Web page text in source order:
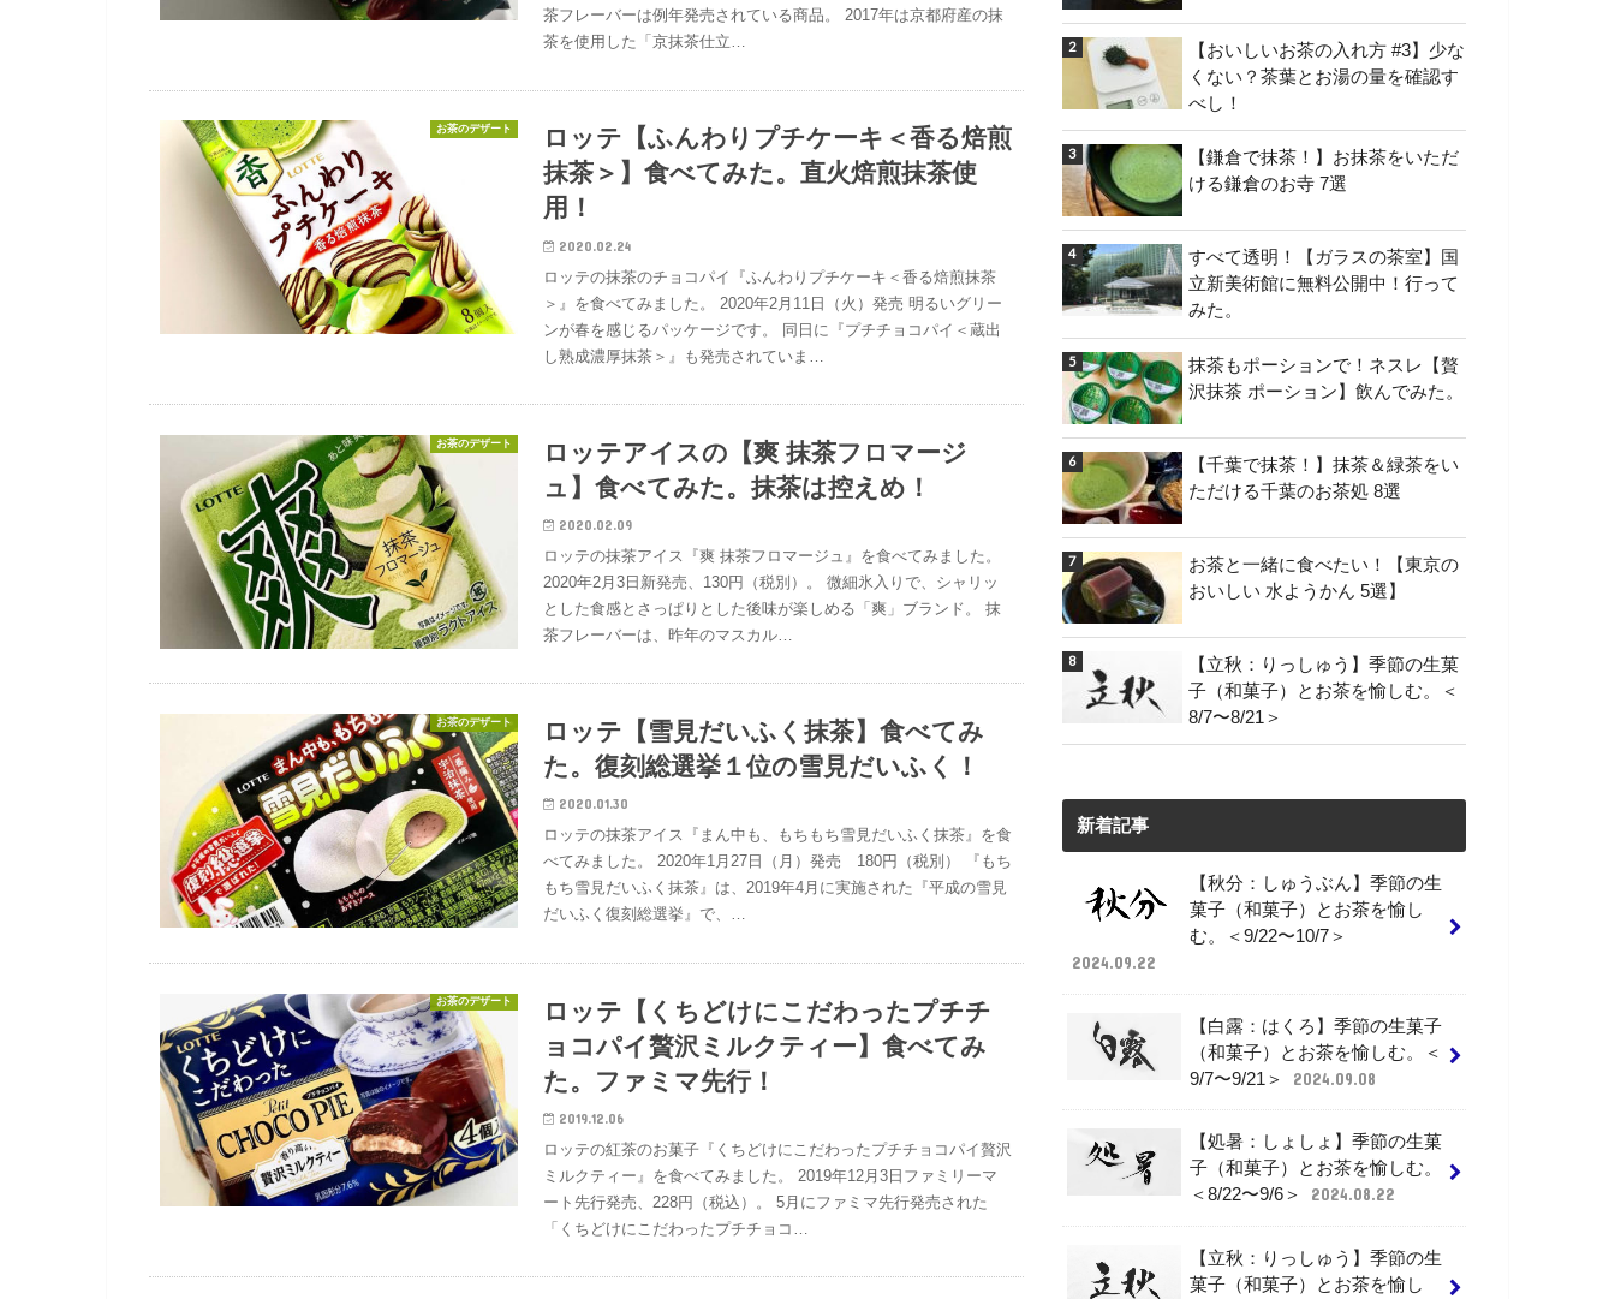
茶フレーバーは例年発売されている商品。 2017年は京都府産の抹
茶を使用した「京抹茶仕立…
お茶のデザート
ロッテ【ふんわりプチケーキ＜香る焙煎
抹茶＞】食べてみた。直火焙煎抹茶使
用！
2020.02.24
ロッテの抹茶のチョコパイ『ふんわりプチケーキ＜香る焙煎抹茶
＞』を食べてみました。 2020年2月11日（火）発売 明るいグリー
ンが春を感じるパッケージです。 同日に『プチチョコパイ＜蔵出
し熟成濃厚抹茶＞』も発売されていま…
お茶のデザート
ロッテアイスの【爽 抹茶フロマージ
ュ】食べてみた。抹茶は控えめ！
2020.02.09
ロッテの抹茶アイス『爽 抹茶フロマージュ』を食べてみました。
2020年2月3日新発売、130円（税別）。 微細氷入りで、シャリッ
とした食感とさっぱりとした後味が楽しめる「爽」ブランド。 抹
茶フレーバーは、昨年のマスカル…
お茶のデザート
ロッテ【雪見だいふく抹茶】食べてみ
た。復刻総選挙１位の雪見だいふく！
2020.01.30
ロッテの抹茶アイス『まん中も、もちもち雪見だいふく抹茶』を食
べてみました。 2020年1月27日（月）発売 180円（税別） 『もち
もち雪見だいふく抹茶』は、2019年4月に実施された『平成の雪見
だいふく復刻総選挙』で、…
お茶のデザート
ロッテ【くちどけにこだわったプチチ
ョコパイ贅沢ミルクティー】食べてみ
た。ファミマ先行！
2019.12.06
ロッテの紅茶のお菓子『くちどけにこだわったプチチョコパイ贅沢
ミルクティー』を食べてみました。 2019年12月3日ファミリーマ
ート先行発売、228円（税込）。 5月にファミマ先行発売された
「くちどけにこだわったプチチョコ…
【おいしいお茶の入れ方 #3】少な
くない？茶葉とお湯の量を確認す
べし！
【鎌倉で抹茶！】お抹茶をいただ
ける鎌倉のお寺 7選
すべて透明！【ガラスの茶室】国
立新美術館に無料公開中！行って
みた。
抹茶もポーションで！ネスレ【贅
沢抹茶 ポーション】飲んでみた。
【千葉で抹茶！】抹茶＆緑茶をい
ただける千葉のお茶処 8選
お茶と一緒に食べたい！【東京の
おいしい 水ようかん 5選】
【立秋：りっしゅう】季節の生菓
子（和菓子）とお茶を愉しむ。＜
8/7〜8/21＞
新着記事
【秋分：しゅうぶん】季節の生
菓子（和菓子）とお茶を愉し
む。＜9/22〜10/7＞
2024.09.22
【白露：はくろ】季節の生菓子
（和菓子）とお茶を愉しむ。＜
9/7〜9/21＞
2024.09.08
【処暑：しょしょ】季節の生菓
子（和菓子）とお茶を愉しむ。
＜8/22〜9/6＞
2024.08.22
【立秋：りっしゅう】季節の生
菓子（和菓子）とお茶を愉し